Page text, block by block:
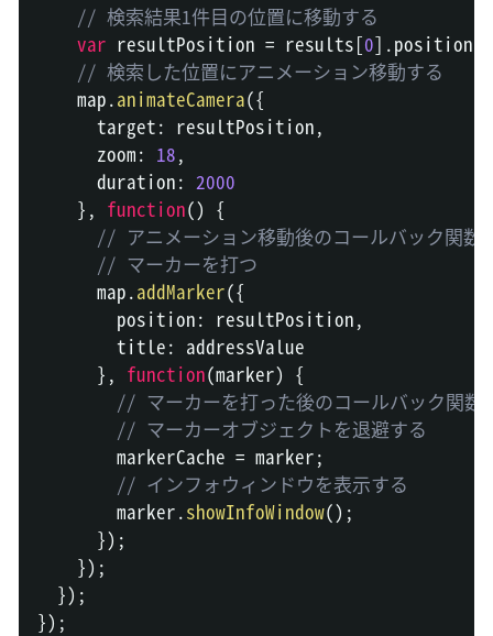
// 検索結果1件目の位置に移動する
var resultPosition = results[0] .position
// 検索した位置にアニメーション移動する
    map
.animateCamera({
      target
: resultPosition,
      zoom
: 18,
      duration
: 2000
} , function() {
// アニメーション移動後のコールバック関数
// マーカーを打つ
      map
.addMarker({
        position
: resultPosition,
        title
: addressValue
} , function(marker) {
// マーカーを打った後のコールバック関数
// マーカーオブジェクトを退避する
        markerCache
= marker;
// インフォウィンドウを表示する
        marker
.showInfoWindow() ;
}) ;
}) ;
}) ;
}) ;